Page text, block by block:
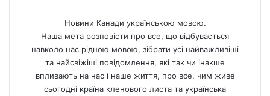
Новини Канади українською мовою.
Наша мета розповісти про все, що відбувається
навколо нас рідною мовою, зібрати усі найважливіші
та найсвіжіші повідомлення, які так чи інакше
впливають на нас і наше життя, про все, чим живе
сьогодні країна кленового листа та українська